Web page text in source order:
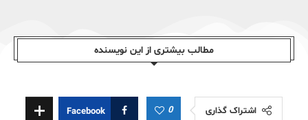
مطالب بیشتری از این نویسندە
اشتراک گذاری 0
Facebook